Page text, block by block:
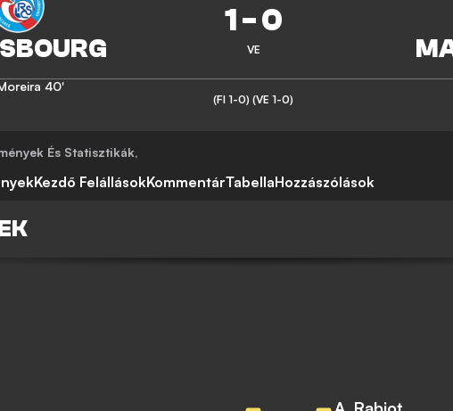
1-0
VE
40'
(FI 1-0) (VE 1-0)
És Statisztikák,
Kezdő FelállásokKommentárTabellaHozzászólások